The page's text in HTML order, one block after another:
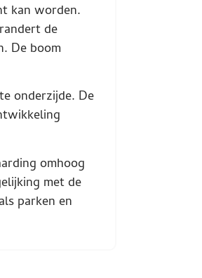
kan worden.
de
De boom
onderzijde. De
omhoog
met de
parken en